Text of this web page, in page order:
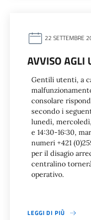
22 SETTEMBRE
AVVISO AGLI
Gentili utenti, a
consolare
secondo i
lunedì,
e 14:30-16:30,
numeri +421
per il disagio
centralino
operativo.
LEGGI DI PIÙ